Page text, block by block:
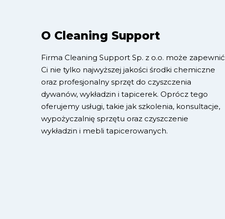
O Cleaning Support
Firma Cleaning Support Sp. z o.o. może zapewnić
Ci nie tylko najwyższej jakości środki chemiczne
oraz profesjonalny sprzęt do czyszczenia
dywanów, wykładzin i tapicerek. Oprócz tego
oferujemy usługi, takie jak szkolenia, konsultacje,
wypożyczalnię sprzętu oraz czyszczenie
wykładzin i mebli tapicerowanych.